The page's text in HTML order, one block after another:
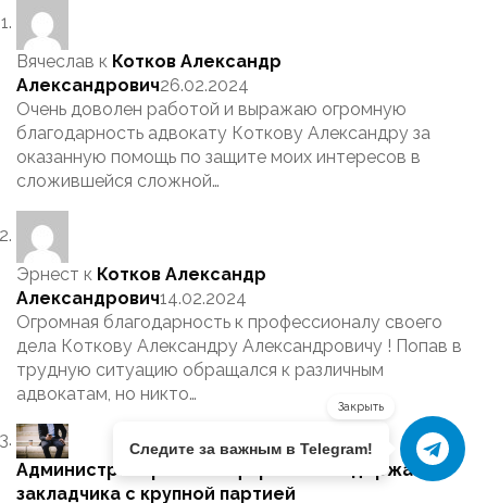
Вячеслав к Котков Александр
Александрович26.02.2024
Очень доволен работой и выражаю огромную
благодарность адвокату Коткову Александру за
оказанную помощь по защите моих интересов в
сложившейся сложной…
Эрнест к Котков Александр
Александрович14.02.2024
Огромная благодарность к профессионалу своего
дела Коткову Александру Александровичу ! Попав в
трудную ситуацию обращался к различным
адвокатам, но никто…
Администратор
В Симферополе задержали
закладчика с крупной партией
Закрыть
Следите за важным в Telegram!